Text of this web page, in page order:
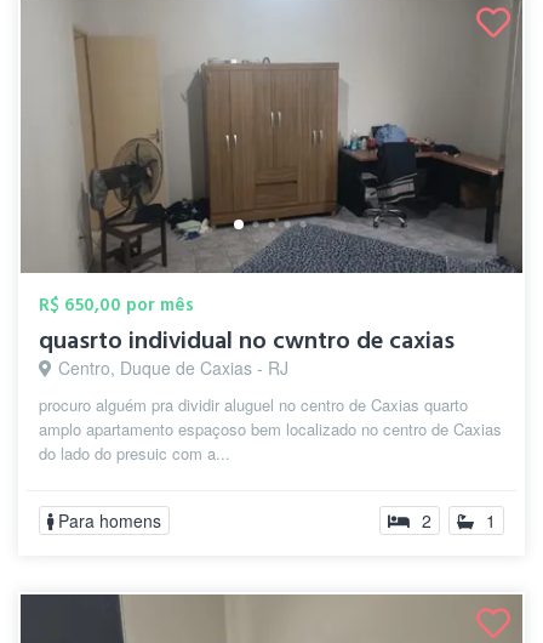
R$ 650,00 por mês
quasrto individual no cwntro de caxias
Centro, Duque de Caxias - RJ
procuro alguém pra dividir aluguel no centro de Caxias quarto
amplo apartamento espaçoso bem localizado no centro de Caxias
do lado do presuic com a...
Para homens 2 1